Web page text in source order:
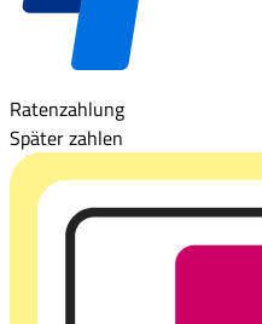
Ratenzahlung
Später zahlen